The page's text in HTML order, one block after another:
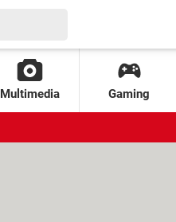
Multimedia Gaming